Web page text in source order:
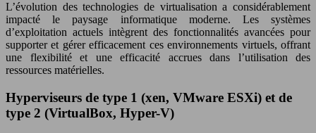
L’évolution des technologies de virtualisation a considérablement
impacté le paysage informatique moderne. Les systèmes
d’exploitation actuels intègrent des fonctionnalités avancées pour
supporter et gérer efficacement ces environnements virtuels, offrant
une flexibilité et une efficacité accrues dans l’utilisation des
ressources matérielles.
Hyperviseurs de type 1 (xen, VMware ESXi) et de
type 2 (VirtualBox, Hyper-V)